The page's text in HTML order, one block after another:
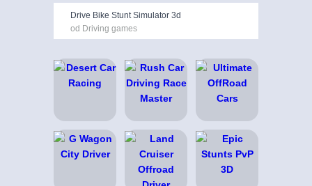
Drive Bike Stunt Simulator 3d
od Driving games